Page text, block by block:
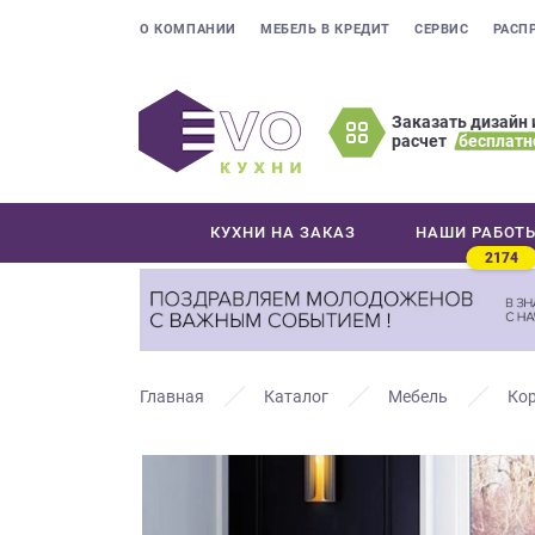
О КОМПАНИИ МЕБЕЛЬ В КРЕДИТ СЕРВИС
Заказать дизайн
расчет
КУХНИ НА ЗАКАЗ НАШИ
2174
Главная Каталог Мебель
ваши